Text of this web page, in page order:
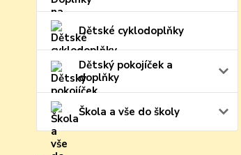
Dětské cyklodoplňky
Dětský pokojíček a
doplňky
Škola a vše do školy